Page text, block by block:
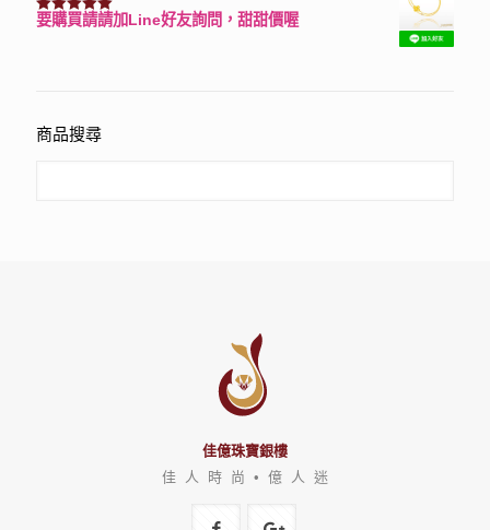
評分3150滿分 5
要購買請請加Line好友詢問，甜甜價喔
商品搜尋
佳億珠寶銀樓
佳 人 時 尚 • 億 人 迷